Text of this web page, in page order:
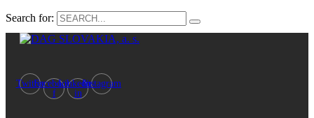
Search for:
TwitterFacebook-
f
Linkedin-
in
Instagram